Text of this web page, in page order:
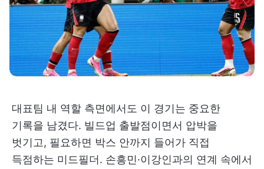
대표팀 내 역할 측면에서도 이 경기는 중요한
기록을 남겼다. 빌드업 출발점이면서 압박을
벗기고, 필요하면 박스 안까지 들어가 직접
득점하는 미드필더. 손흥민·이강인과의 연계 속에서